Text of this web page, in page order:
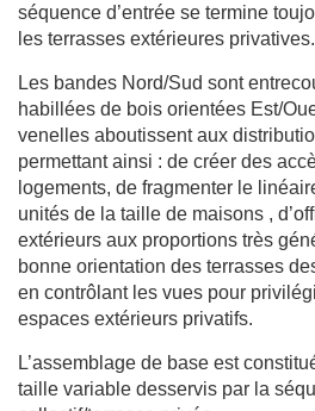
séquence d’entrée se termine
les terrasses extérieures privatives.
Les bandes Nord/Sud sont
habillées de bois orientées Est/
venelles aboutissent aux
permettant ainsi : de créer des
logements, de fragmenter le
unités de la taille de maisons ,
extérieurs aux proportions très
bonne orientation des terrasses
en contrôlant les vues pour
espaces extérieurs privatifs.
L’assemblage de base est
taille variable desservis par la